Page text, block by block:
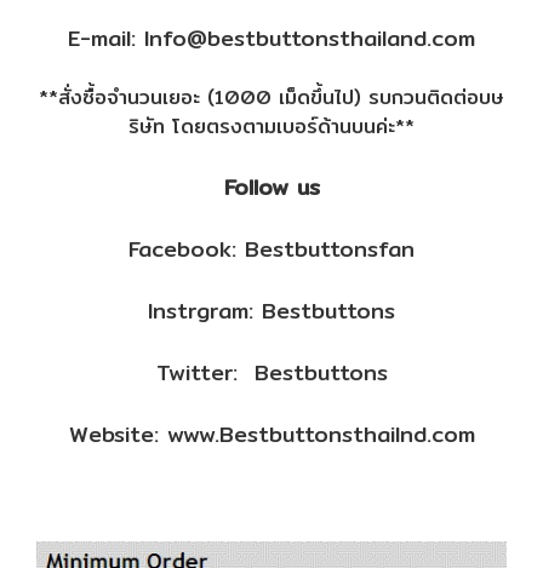
E-mail: Info@bestbuttonsthailand.com
**สั่งซื้อจำนวนเยอะ (1000 เม็ดขึ้นไป) รบกวนติดต่อบษ
ริษัท โดยตรงตามเบอร์ด้านบนค่ะ**
Follow us
Facebook: Bestbuttonsfan
Instrgram: Bestbuttons
Twitter: Bestbuttons
Website: www.Bestbuttonsthailnd.com